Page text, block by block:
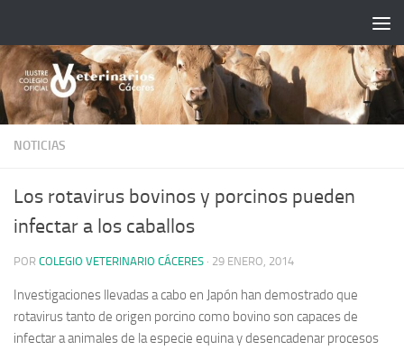
NOTICIAS
Los rotavirus bovinos y porcinos pueden
infectar a los caballos
POR COLEGIO VETERINARIO CÁCERES · 29 ENERO, 2014
Investigaciones llevadas a cabo en Japón han demostrado que
rotavirus tanto de origen porcino como bovino son capaces de
infectar a animales de la especie equina y desencadenar procesos